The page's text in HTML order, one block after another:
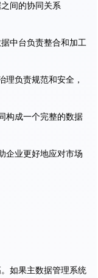
间的协同关系
中台负责整合和加工
理负责规范和安全，
构成一个完整的数据
企业更好地应对市场
如果主数据管理系统